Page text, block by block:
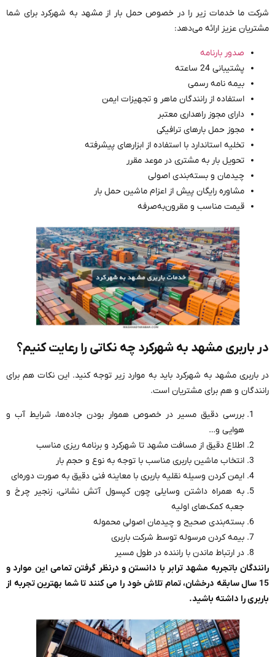
شرکت ما خدمات زیر را در خصوص حمل بار از مشهد به شهرکرد برای شما
مشتریان عزیز ارائه می‌دهد:
صدور بارنامه
پشتیبانی 24 ساعته
بیمه نامه رسمی
استفاده از رانندگان ماهر و تجهیزات ایمن
دارای مجوز راهداری معتبر
مجوز حمل بارهای ترافیکی
تخلیه استاندارد با استفاده از ابزارهای پیشرفته
تحویل بار به مشتری در موعد مقرر
چیدمان و بسته‌بندی اصولی
مشاوره رایگان پیش از اعزام ماشین حمل بار
قیمت مناسب و مقرون‌به‌صرفه
در باربری مشهد به شهرکرد چه نکاتی را رعایت کنیم؟
در باربری مشهد به شهرکرد باید به موارد زیر توجه کنید. این نکات هم برای
رانندگان و هم برای مشتریان است.
بررسی دقیق مسیر در خصوص هموار بودن جاده‌ها، شرایط آب و
هوایی و…
اطلاع دقیق از مسافت مشهد تا شهرکرد و برنامه ریزی مناسب
انتخاب ماشین باربری مناسب با توجه به نوع و حجم بار
ایمن کردن وسیله نقلیه باربری با معاینه فنی دقیق به صورت دوره‌ای
به همراه داشتن وسایلی چون کپسول آتش نشانی، زنجیر چرخ و
جعبه کمک‌های اولیه
بسته‌بندی صحیح و چیدمان اصولی محموله
بیمه کردن مرسوله توسط شرکت باربری
در ارتباط ماندن با راننده در طول مسیر
رانندگان باتجربه مشهد ترابر با دانستن و درنظر گرفتن تمامی این موارد و
15 سال سابقه درخشان، تمام تلاش خود را می کنند تا شما بهترین تجربه از
باربری را داشته باشید.